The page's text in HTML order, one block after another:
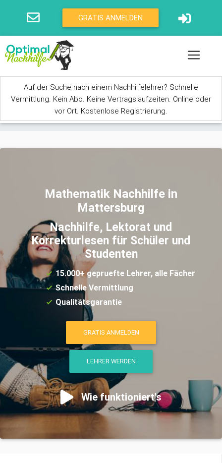
GRATIS ANMELDEN
Auf der Suche nach einem Nachhilfelehrer? Schnelle
Vermittlung. Kein Abo. Keine Vertragslaufzeiten. Online oder
vor Ort. Kostenlose Registrierung.
Mathematik Nachhilfe in
Mattersburg
Nachhilfe, Lektorat und
Korrekturlesen für Schüler und
Studenten
15.000+ gepruefte Lehrer, alle Fächer
Schnelle Vermittlung
Qualitätsgarantie
GRATIS ANMELDEN
LEHRER WERDEN
Wie funktioniert's